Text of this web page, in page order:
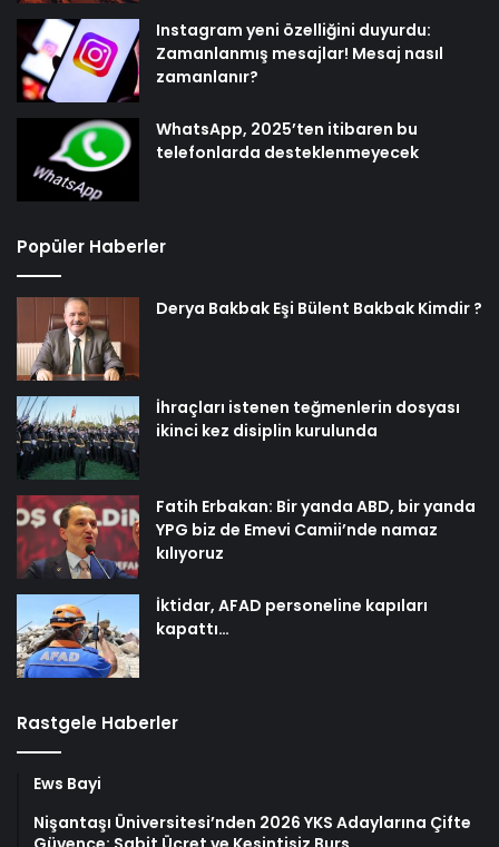
Instagram yeni özelliğini duyurdu:
Zamanlanmış mesajlar! Mesaj nasıl
zamanlanır?
WhatsApp, 2025’ten itibaren bu
telefonlarda desteklenmeyecek
Popüler Haberler
Derya Bakbak Eşi Bülent Bakbak Kimdir ?
İhraçları istenen teğmenlerin dosyası
ikinci kez disiplin kurulunda
Fatih Erbakan: Bir yanda ABD, bir yanda
YPG biz de Emevi Camii’nde namaz
kılıyoruz
İktidar, AFAD personeline kapıları
kapattı…
Rastgele Haberler
Ews Bayi
Nişantaşı Üniversitesi’nden 2026 YKS Adaylarına Çifte